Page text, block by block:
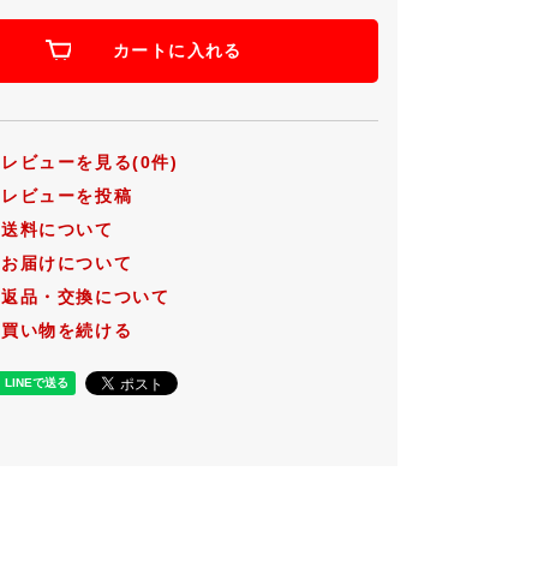
カートに入れる
レビューを見る(0件)
レビューを投稿
送料について
お届けについて
返品・交換について
買い物を続ける